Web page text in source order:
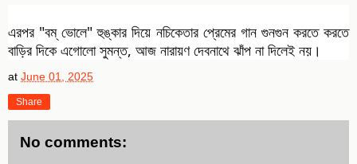
এরপর "বম্ ভোলে" হুঙ্কার দিয়ে নচিকেতার প্রেমের গান গুনগুন করতে করতে
বাড়ির দিকে এগোলো সুমন্ত, আজ নারায়ণ দেবনাথে ঝাঁপ না দিলেই নয়।
at June 01, 2025
Share
No comments: